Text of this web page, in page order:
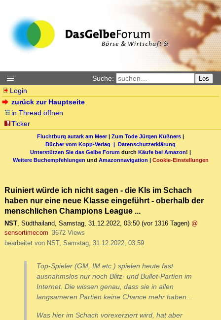
Suche: Los
Login
zurück zur Hauptseite
in Thread öffnen
Ticker
Fluchtburg autark am Meer| Zum Tode Jürgen Küßners |
Bücher vom Kopp-Verlag | Datenschutzerklärung
Unterstützen Sie das Gelbe Forum durch Käufe bei Amazon! |
Weitere Buchempfehlungen und Amazonnavigation | Cookie-Einstellungen
Ruiniert würde ich nicht sagen - die KIs im Schach
haben nur eine neue Klasse eingeführt - oberhalb der
menschlichen Champions League ...
NST, Südthailand, Samstag, 31.12.2022, 03:50 (vor 1316 Tagen) @
sensortimecom 3672 Views
bearbeitet von NST, Samstag, 31.12.2022, 03:59
Top-Spieler (GM, IM etc.) spielen heute fast
ausnahmslos nur noch Blitz- und Bullet-Partien im
Internet. Die wissen genau, dass sie in allen
langsameren Partien keine Chance mehr haben...
Was hier im Schach vorexerziert wird, hat aber